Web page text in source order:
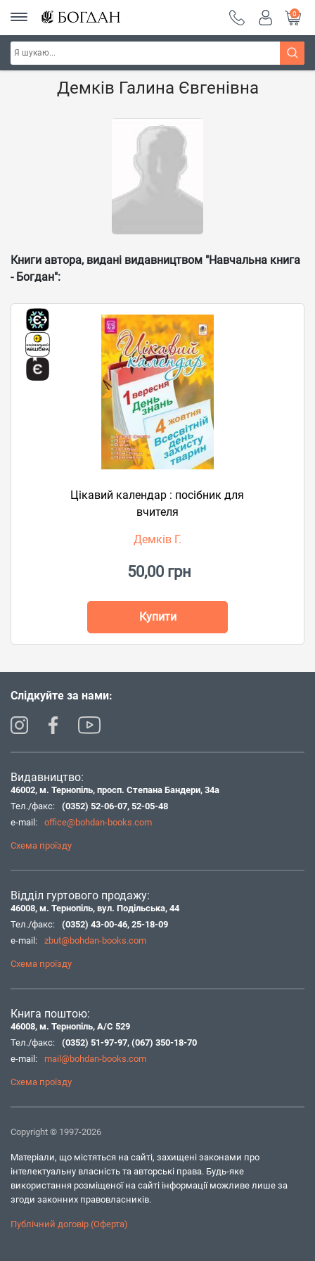
0
Головна Наші автори - Навчальна книга - "Богдан"
Демків Галина Євгенівна
Книги автора, видані видавництвом "Навчальна книга
- Богдан":
Цікавий календар : посібник для
вчителя
Демків Г.
50,00 грн
Купити
Слідкуйте за нами:
Видавництво:
46002, м. Тернопіль, просп. Степана Бандери, 34а
Тел./факс:
(0352) 52-06-07, 52-05-48
e-mail:
office@bohdan-books.com
Схема проїзду
Відділ гуртового продажу:
46008, м. Тернопіль, вул. Подільська, 44
Тел./факс:
(0352) 43-00-46, 25-18-09
e-mail:
zbut@bohdan-books.com
Схема проїзду
Книга поштою:
46008, м. Тернопіль, А/С 529
Тел./факс:
(0352) 51-97-97, (067) 350-18-70
e-mail:
mail@bohdan-books.com
Схема проїзду
Copyright © 1997-2026
Матеріали, що містяться на сайті, захищені законами про
інтелектуальну власність та авторські права. Будь-яке
використання розміщеної на сайті інформації можливе лише за
згоди законних правовласників.
Публічний договір (Оферта)